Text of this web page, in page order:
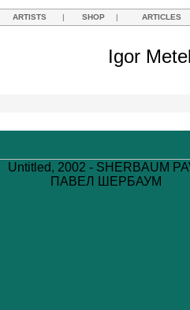
ARTISTS | SHOP | ARTICLES
Igor